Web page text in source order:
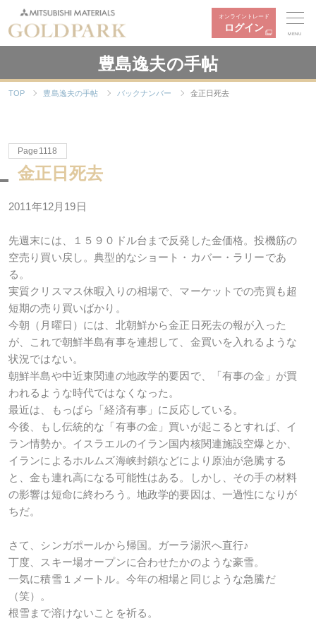
オンライントレード
ログイン
MENU
豊島逸夫の手帖
TOP 豊島逸夫の手帖 バックナンバー 金正日死去
Page1118
金正日死去
2011年12月19日
先週末には、１５９０ドル台まで反発した金価格。投機筋の
空売り買い戻し。典型的なショート・カバー・ラリーであ
る。
実質クリスマス休暇入りの相場で、マーケットでの売買も超
短期の売り買いばかり。
今朝（月曜日）には、北朝鮮から金正日死去の報が入った
が、これで朝鮮半島有事を連想して、金買いを入れるような
状況ではない。
朝鮮半島や中近東関連の地政学的要因で、「有事の金」が買
われるような時代ではなくなった。
最近は、もっぱら「経済有事」に反応している。
今後、もし伝統的な「有事の金」買いが起こるとすれば、イ
ラン情勢か。イスラエルのイラン国内核関連施設空爆とか、
イランによるホルムズ海峡封鎖などにより原油が急騰する
と、金も連れ高になる可能性はある。しかし、その手の材料
の影響は短命に終わろう。地政学的要因は、一過性になりが
ちだ。
さて、シンガポールから帰国。ガーラ湯沢へ直行♪
丁度、スキー場オープンに合わせたかのような豪雪。
一気に積雪１メートル。今年の相場と同じような急騰だ
（笑）。
根雪まで溶けないことを祈る。